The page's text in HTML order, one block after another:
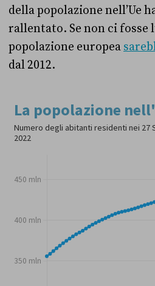
della popolazione nell’Ue
rallentato. Se non ci fosse
popolazione europea
dal 2012.